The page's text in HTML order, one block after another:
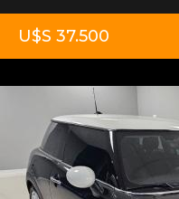
U$S 37.500